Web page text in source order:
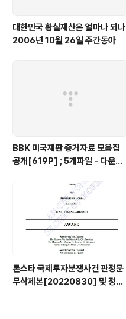
대한민국 황실재산은 얼마나 되나
2006년 10월 26일 주간동아
BBK 미국재판 증거자료 모음집
공개[619P] ; 5개파일 - 다운로
론스타 국제투자분쟁사건 판정문
무삭제본[20220830] 및 정정